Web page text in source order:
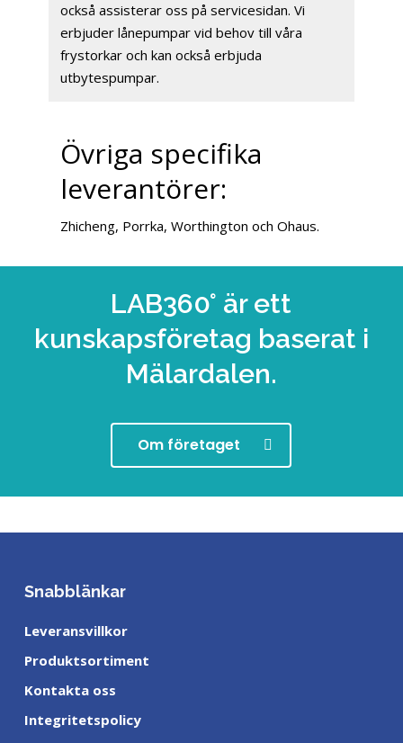
också assisterar oss på servicesidan. Vi
erbjuder lånepumpar vid behov till våra
frystorkar och kan också erbjuda
utbytespumpar.
Övriga specifika
leverantörer:
Zhicheng, Porrka, Worthington och Ohaus.
LAB360° är ett
kunskapsföretag baserat i
Mälardalen.
Om företaget
Snabblänkar
Leveransvillkor
Produktsortiment
Kontakta oss
Integritetspolicy